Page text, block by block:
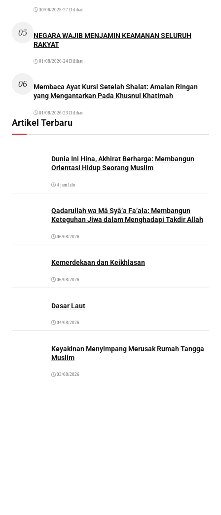
30/06/2025 •27 Dilihat
05
NEGARA WAJIB MENJAMIN KEAMANAN SELURUH
RAKYAT
01/08/2026•24 Dilihat
06
Membaca Ayat Kursi Setelah Shalat: Amalan Ringan
yang Mengantarkan Pada Khusnul Khatimah
01/08/2026•23 Dilihat
Artikel Terbaru
Dunia Ini Hina, Akhirat Berharga: Membangun
Orientasi Hidup Seorang Muslim
4 jam lalu
Qadarullah wa Mā Syā’a Fa’ala: Membangun
Keteguhan Jiwa dalam Menghadapi Takdir Allah
06/08/2026
Kemerdekaan dan Keikhlasan
06/08/2026
Dasar Laut
04/08/2026
Keyakinan Menyimpang Merusak Rumah Tangga
Muslim
03/08/2026